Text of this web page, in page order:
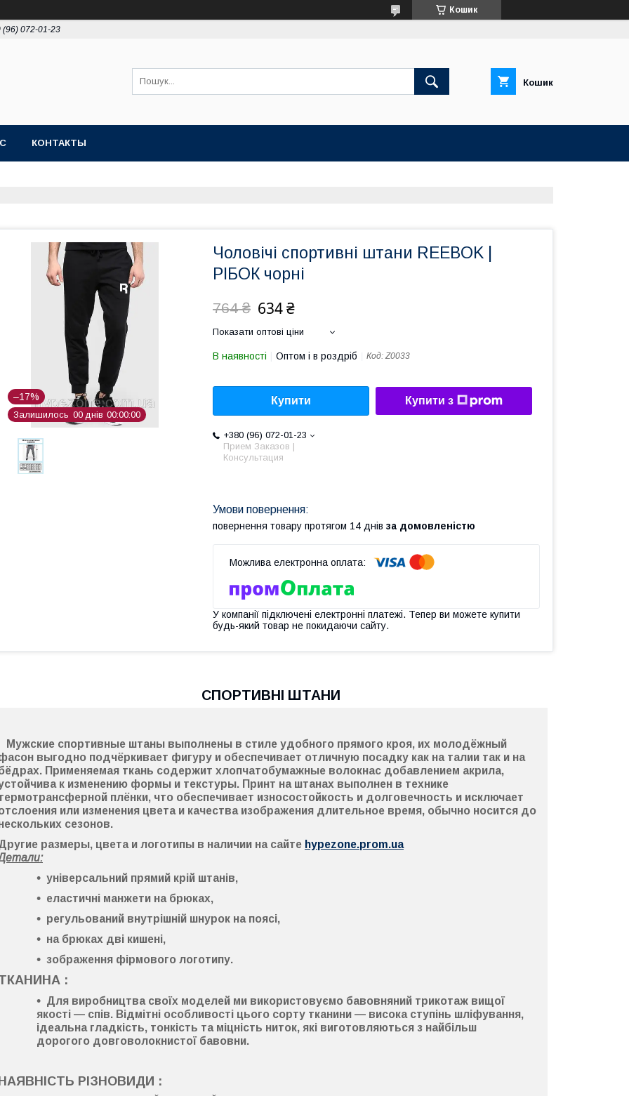
Кошик
(96) 072-01-23
Кошик
КОНТАКТЫ
–17%
Залишилось 00 днів 00 00 00
Чоловічі спортивні штани REEBOK |
РІБОК чорні
764 ₴ 634 ₴
Показати оптові ціни
В наявності Оптом і в роздріб Код: Z0033
Купити Купити з
+380 (96) 072-01-23
Прием Заказов |
Консультация
повернення товару протягом 14 днів за домовленістю
У компанії підключені електронні платежі. Тепер ви можете купити
будь-який товар не покидаючи сайту.
СПОРТИВНІ ШТАНИ
Мужские спортивные штаны выполнены в стиле удобного прямого кроя, их молодёжный
выгодно подчёркивает фигуру и обеспечивает отличную посадку как на талии так и на
Применяемая ткань содержит хлопчатобумажные волокнас добавлением акрила,
к изменению формы и текстуры. Принт на штанах выполнен в технике
плёнки, что обеспечивает износостойкость и долговечность и исключает
или изменения цвета и качества изображения длительное время, обычно носится до
сезонов.
размеры, цвета и логотипы в наличии на сайте hypezone.prom.ua
універсальний прямий крій штанів,
еластичні манжети на брюках,
регульований внутрішній шнурок на поясі,
на брюках дві кишені,
зображення фірмового логотипу.
:
Для виробництва своїх моделей ми використовуємо бавовняний трикотаж вищої
якості — спів. Відмітні особливості цього сорту тканини — висока ступінь шліфування,
ідеальна гладкість, тонкість та міцність ниток, які виготовляються з найбільш
дорогого довговолокнистої бавовни.
РІЗНОВИДИ :